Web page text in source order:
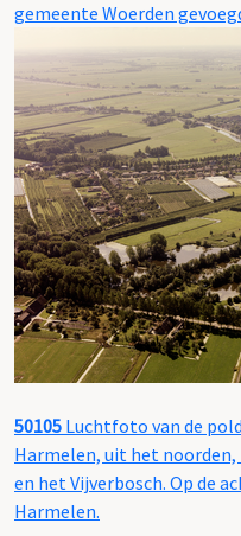
gemeente Woerden
50105 Luchtfoto van de
Harmelen, uit het
en het Vijverbosch. Op de
Harmelen.